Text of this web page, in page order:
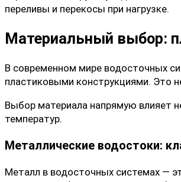
переливы и перекосы при нагрузке.
Материальный выбор:
В современном мире водосточных
пластиковыми конструкциями. Это
Выбор материала напрямую влияет
температур.
Металлические водостоки:
Металл в водосточных системах —